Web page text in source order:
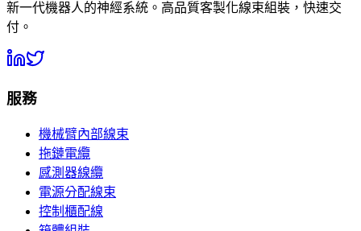
新一代機器人的神經系統。高品質客製化線束組裝，快速交
付。
服務
機械臂內部線束
拖鏈電纜
感測器線纜
電源分配線束
控制櫃配線